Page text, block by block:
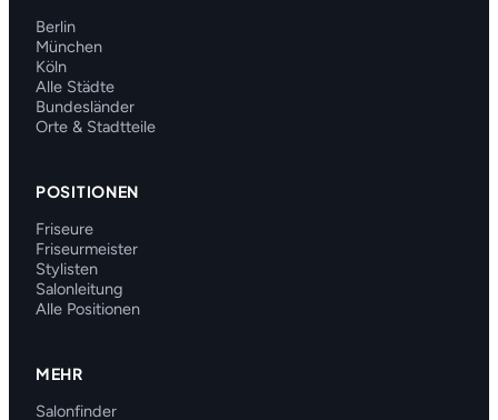
Berlin
München
Köln
Alle Städte
Bundesländer
Orte & Stadtteile
POSITIONEN
Friseure
Friseurmeister
Stylisten
Salonleitung
Alle Positionen
MEHR
Salonfinder